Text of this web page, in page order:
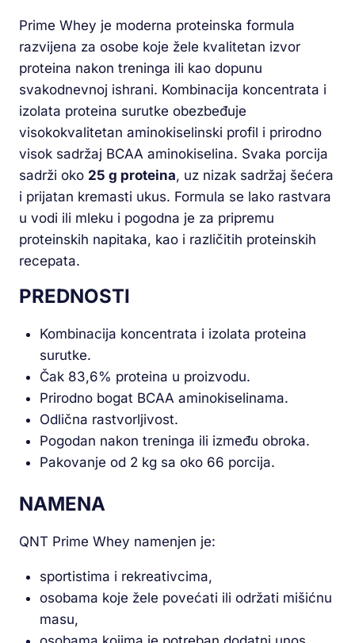
Prime Whey je moderna proteinska formula
razvijena za osobe koje žele kvalitetan izvor
proteina nakon treninga ili kao dopunu
svakodnevnoj ishrani. Kombinacija koncentrata i
izolata proteina surutke obezbeđuje
visokokvalitetan aminokiselinski profil i prirodno
visok sadržaj BCAA aminokiselina. Svaka porcija
sadrži oko 25 g proteina, uz nizak sadržaj šećera
i prijatan kremasti ukus. Formula se lako rastvara
u vodi ili mleku i pogodna je za pripremu
proteinskih napitaka, kao i različitih proteinskih
recepata.
PREDNOSTI
Kombinacija koncentrata i izolata proteina
surutke.
Čak 83,6% proteina u proizvodu.
Prirodno bogat BCAA aminokiselinama.
Odlična rastvorljivost.
Pogodan nakon treninga ili između obroka.
Pakovanje od 2 kg sa oko 66 porcija.
NAMENA
QNT Prime Whey namenjen je:
sportistima i rekreativcima,
osobama koje žele povećati ili održati mišićnu
masu,